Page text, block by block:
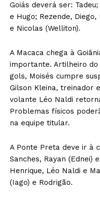
Goiás deverá ser:
e Hugo; Rezende,
e Nicolas (Welliton).
A Macaca chega à
importante. Artilheiro do
gols, Moisés cumpre
Gilson Kleina, treinador
volante Léo Naldi
Problemas físicos
na equipe titular.
A Ponte Preta deve ir à
Sanches, Rayan (Ednei)
Henrique, Léo Naldi e
(Iago) e Rodrigão.